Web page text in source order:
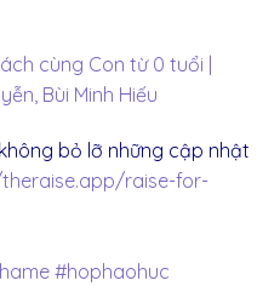
cùng Con từ 0 tuổi |
Bùi Minh Hiếu
bỏ lỡ những cập nhật
raise-for-
#hophaohuc